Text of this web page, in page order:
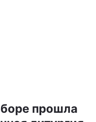
прошла